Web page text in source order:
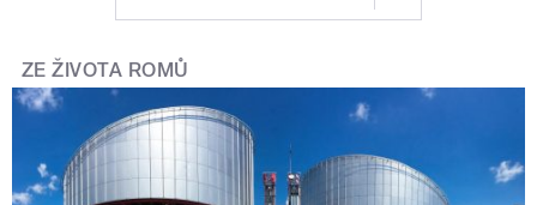
ZE ŽIVOTA ROMŮ